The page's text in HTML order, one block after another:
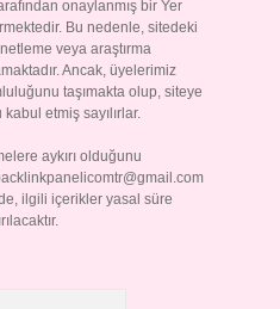
onaylanmış bir Yer
Bu nedenle, sitedeki
veya araştırma
Ancak, üyelerimiz
taşımakta olup, siteye
etmiş sayılırlar.
aykırı olduğunu
ilgili içerikler yasal süre